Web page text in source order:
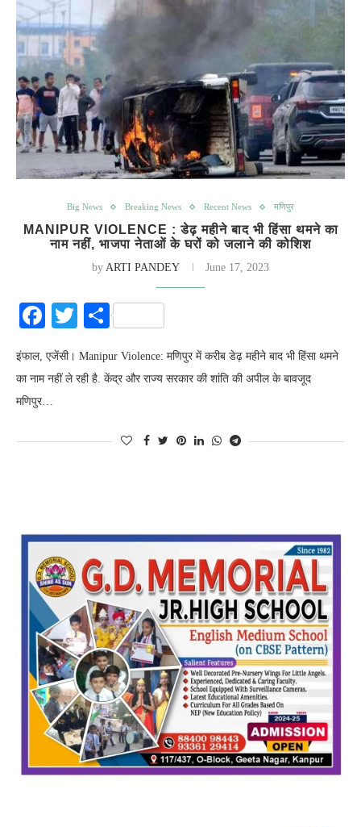
Big News Breaking News Recent News मणिपुर
MANIPUR VIOLENCE : डेढ़ महीने बाद भी हिंसा थमने का
नाम नहीं, भाजपा नेताओं के घरों को जलाने की कोशिश
by ARTI PANDEY June 17, 2023
Facebook
Twitter
Share
इंफाल, एजेंसी। Manipur Violence: मणिपुर में करीब डेढ़ महीने बाद भी हिंसा थमने
का नाम नहीं ले रही है. केंद्र और राज्य सरकार की शांति की अपील के बावजूद
मणिपुर…